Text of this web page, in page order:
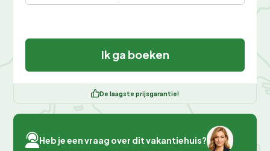
Ik ga boeken
De laagste prijsgarantie!
Heb je een vraag over dit vakantiehuis?